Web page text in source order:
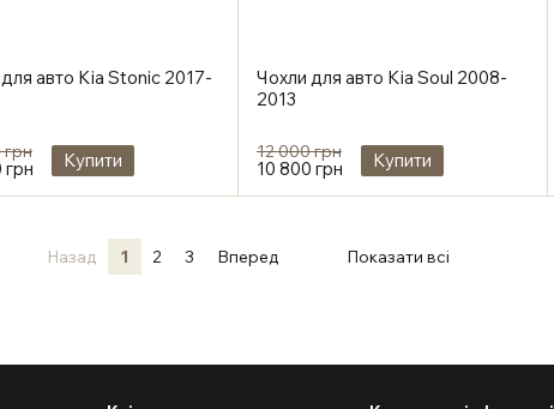
авто Kia Stonic 2017-
грн
грн Купити
Чохли для авто Kia Soul 2008-
2013
12 000 грн
10 800 грн Купити
Назад 1 2 3 Вперед Показати всі